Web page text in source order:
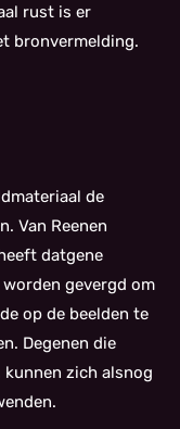
rust is er
bronvermelding.
de
Van Reenen
datgene
gevergd om
op de beelden te
Degenen die
zich alsnog